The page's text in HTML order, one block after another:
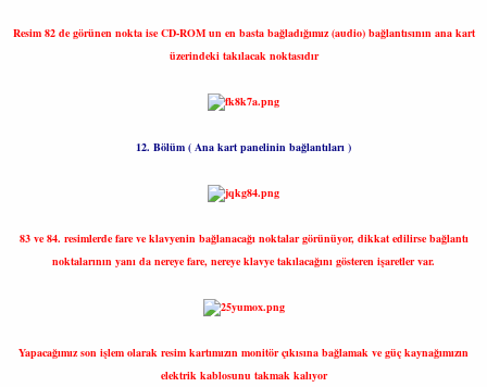
Resim 82 de görünen nokta ise CD-ROM un en basta bağladığımız (audio) bağlantısının ana kart
üzerindeki takılacak noktasıdır
12. Bölüm ( Ana kart panelinin bağlantıları )
83 ve 84. resimlerde fare ve klavyenin bağlanacağı noktalar görünüyor, dikkat edilirse bağlantı
noktalarının yanı da nereye fare, nereye klavye takılacağını gösteren işaretler var.
Yapacağımız son işlem olarak resim kartımızın monitör çıkısına bağlamak ve güç kaynağımızın
elektrik kablosunu takmak kalıyor